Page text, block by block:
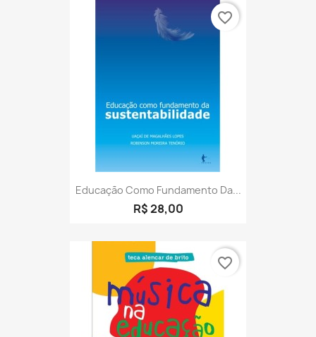
Educação Como Fundamento Da...
R$ 28,00
favorite_border
favorite_border